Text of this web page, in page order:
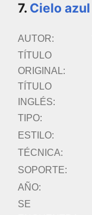
7. Cielo azul
AUTOR:
TÍTULO
ORIGINAL:
TÍTULO
INGLÉS:
TIPO:
ESTILO:
TÉCNICA:
SOPORTE:
AÑO:
SE